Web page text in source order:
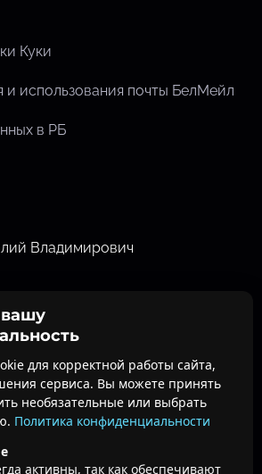
Куки
и использования почты БелМейл
в РБ
Владимирович
регистрации от
для корректной работы сайта,
сервиса. Вы можете принять
необязательные или выбрать
Политика конфиденциальности
активны, так как обеспечивают